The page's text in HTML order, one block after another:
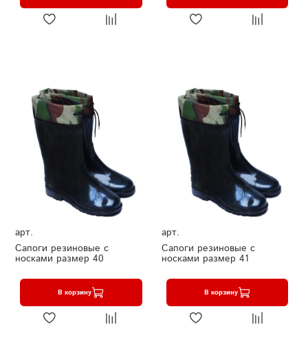
арт.
Сапоги резиновые с
носками размер 40
В корзину
арт.
Сапоги резиновые с
носками размер 41
В корзину